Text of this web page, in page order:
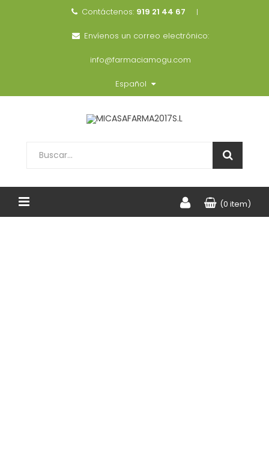
Contáctenos: 919 21 44 67
Envíenos un correo electrónico:
info@farmaciamogu.com
Español
(0 item)